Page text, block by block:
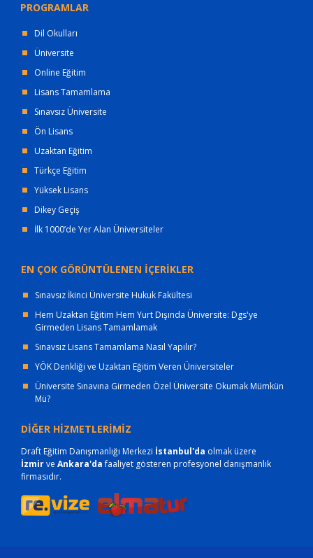
PROGRAMLAR
Dil Okulları
Üniversite
Online Eğitim
Lisans Tamamlama
Sınavsız Üniversite
Ön Lisans
Uzaktan Eğitim
Türkçe Eğitim
Yüksek Lisans
Dikey Geçiş
İlk 1000’de Yer Alan Üniversiteler
EN ÇOK GÖRÜNTÜLENEN İÇERİKLER
Sınavsız İkinci Üniversite Hukuk Fakültesi
Hem Uzaktan Eğitim Hem Yurt Dışında Üniversite: Dgs'ye
Girmeden Lisans Tamamlamak
Sınavsız Lisans Tamamlama Nasıl Yapılır?
YÖK Denkliği ve Uzaktan Eğitim Veren Üniversiteler
Üniversite Sınavına Girmeden Özel Üniversite Okumak Mümkün
Mü?
DİĞER HİZMETLERİMİZ
Draft Eğitim Danışmanlığı Merkezi İstanbul'da olmak üzere
İzmirve Ankara'dafaaliyet gösteren profesyonel danışmanlık
firmasıdır.